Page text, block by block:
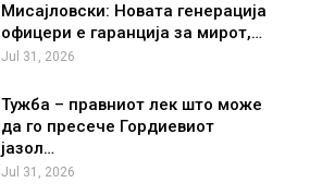
Мисајловски: Новата генерација
офицери е гаранција за мирот,…
Jul 31, 2026
Тужба – правниот лек што може
да го пресече Гордиевиот
јазол…
Jul 31, 2026